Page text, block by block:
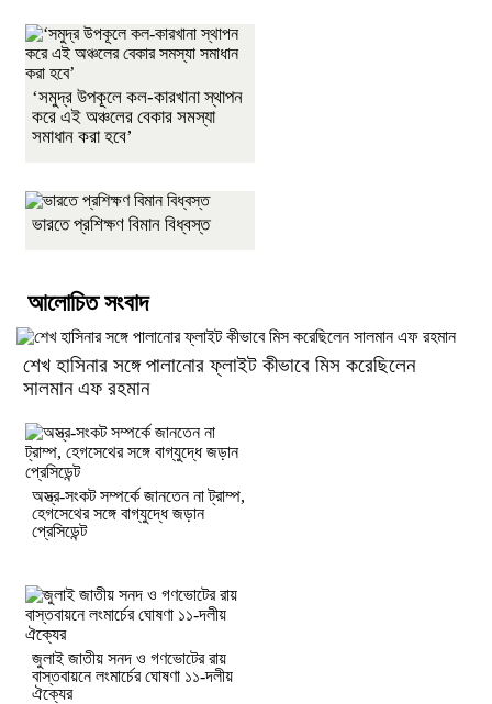
‘সমুদ্র উপকূলে কল-কারখানা স্থাপন
করে এই অঞ্চলের বেকার সমস্যা
সমাধান করা হবে’
ভারতে প্রশিক্ষণ বিমান বিধ্বস্ত
আলোচিত সংবাদ
শেখ হাসিনার সঙ্গে পালানোর ফ্লাইট কীভাবে মিস করেছিলেন
সালমান এফ রহমান
অস্ত্র-সংকট সম্পর্কে জানতেন না ট্রাম্প,
হেগসেথের সঙ্গে বাগ্‌যুদ্ধে জড়ান
প্রেসিডেন্ট
জুলাই জাতীয় সনদ ও গণভোটের রায়
বাস্তবায়নে লংমার্চের ঘোষণা ১১-দলীয়
ঐক্যের